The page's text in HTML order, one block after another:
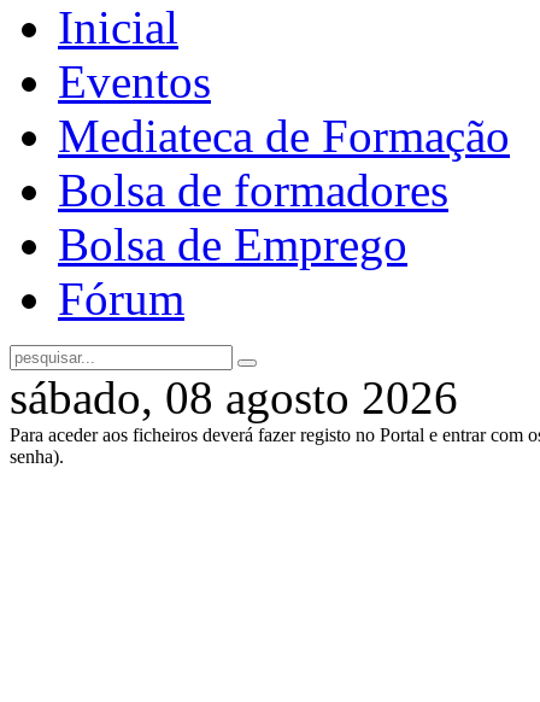
Inicial
Eventos
Mediateca de Formação
Bolsa de formadores
Bolsa de Emprego
Fórum
sábado, 08 agosto 2026
Para aceder aos ficheiros deverá fazer registo no Portal e entrar com
senha).